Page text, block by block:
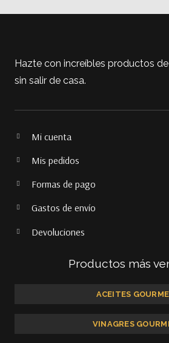
y
Hazte con increíbles productos
sin salir de casa.
Mi cuenta
Mis pedidos
Formas de pago
Gastos de envío
Devoluciones
Productos más
ACEITES
VINAGRES